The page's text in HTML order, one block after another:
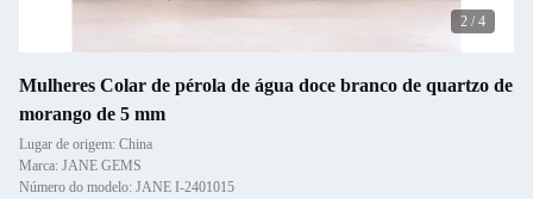
2 / 4
Mulheres Colar de pérola de água doce branco de quartzo de
morango de 5 mm
Lugar de origem: China
Marca: JANE GEMS
Número do modelo: JANE I-2401015